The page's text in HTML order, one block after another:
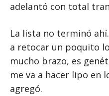
adelantó con total
La lista no terminó
a retocar un poquito
mucho brazo, es
me va a hacer lipo en
agregó.